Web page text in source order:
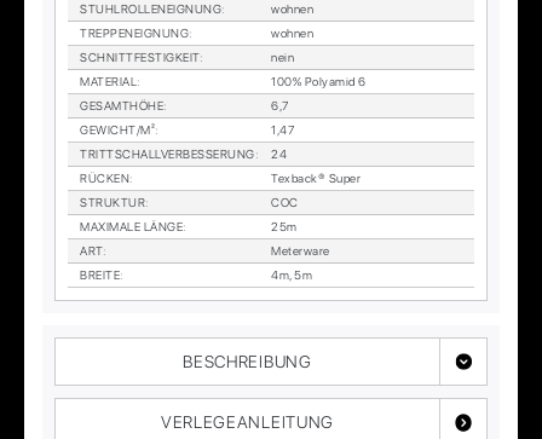
STUHL­ROL­LEN­EIG­NUNG:
woh­nen
TREP­PEN­EIG­NUNG:
woh­nen
SCHNITT­FES­TIG­KEIT:
nein
MA­TE­RI­AL:
100% Po­ly­amid 6
GE­SAMT­HÖ­HE:
6,7
GE­WICHT/M²:
1,47
TRITT­SCHALL­VER­BES­SE­RUNG:
24
RÜ­CKEN:
Tex­back® Su­per
STRUK­TUR:
COC
MA­XI­MA­LE LÄN­GE:
25m
ART:
Me­ter­wa­re
BREI­TE: 4m, 5m
BESCHREIBUNG
VERLEGEANLEITUNG